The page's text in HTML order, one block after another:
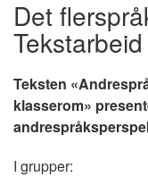
Det
Tekstarbeid
Teksten «
klasserom»
I grupper: